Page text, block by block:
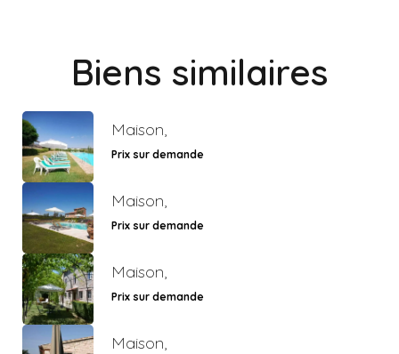
Biens similaires
Maison,
Prix sur demande
Maison,
Prix sur demande
Maison,
Prix sur demande
Maison,